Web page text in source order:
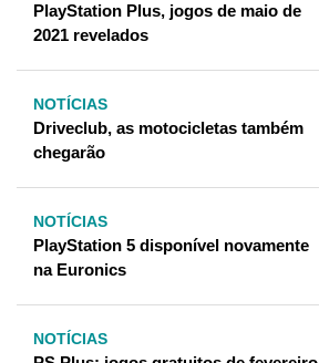
PlayStation Plus, jogos de maio de
2021 revelados
NOTÍCIAS
Driveclub, as motocicletas também
chegarão
NOTÍCIAS
PlayStation 5 disponível novamente
na Euronics
NOTÍCIAS